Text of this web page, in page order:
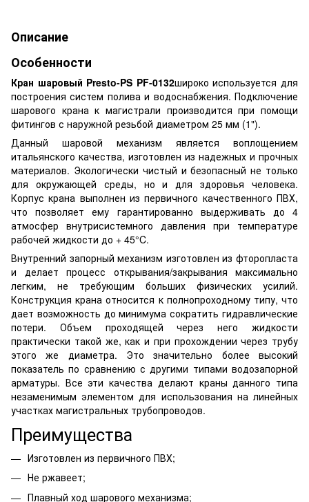
Описание
Особенности
Кран шаровый Presto-PS PF-0132широко используется для
построения систем полива и водоснабжения. Подключение
шарового крана к магистрали производится при помощи
фитингов с наружной резьбой диаметром 25 мм (1").
Данный шаровой механизм является воплощением
итальянского качества, изготовлен из надежных и прочных
материалов. Экологически чистый и безопасный не только
для окружающей среды, но и для здоровья человека.
Корпус крана выполнен из первичного качественного ПВХ,
что позволяет ему гарантированно выдерживать до 4
атмосфер внутрисистемного давления при температуре
рабочей жидкости до + 45°C.
Внутренний запорный механизм изготовлен из фторопласта
и делает процесс открывания/закрывания максимально
легким, не требующим больших физических усилий.
Конструкция крана относится к полнопроходному типу, что
дает возможность до минимума сократить гидравлические
потери. Объем проходящей через него жидкости
практически такой же, как и при прохождении через трубу
этого же диаметра. Это значительно более высокий
показатель по сравнению с другими типами водозапорной
арматуры. Все эти качества делают краны данного типа
незаменимым элементом для использования на линейных
участках магистральных трубопроводов.
Преимущества
Изготовлен из первичного ПВХ;
Не ржавеет;
Плавный ход шарового механизма;